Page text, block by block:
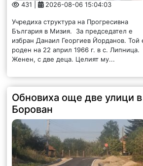
167 | 2026-08-06 15:02:04
Като част от общия Устройствен план за
устойчиво развитие на Община
поетапно са подменени още две от